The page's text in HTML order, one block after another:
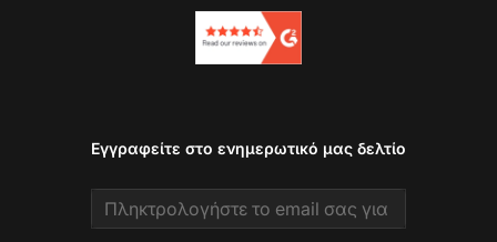
Εγγραφείτε στο ενημερωτικό μας δελτίο
Email address